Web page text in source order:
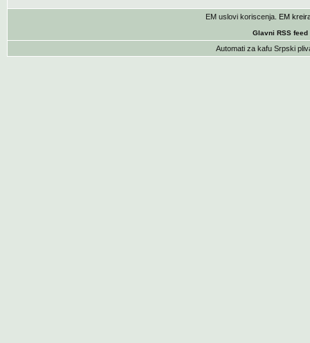
EM uslovi koriscenja . EM
Glavni RSS feed
Automati za kafu Srpski